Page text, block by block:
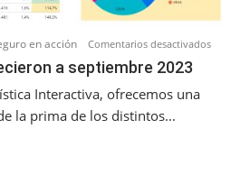
en acción Comentarios desactivadosen
a septiembre 2023
Interactiva, ofrecemos una
la prima de los distintos...